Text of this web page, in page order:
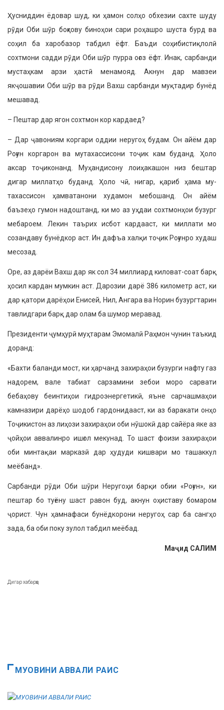
Ҳусниддин ёдовар шуд, ки ҳамон солҳо обхезии сахте шуду
рӯди Оби шӯр боғҳову биноҳои сари роҳашро шуста бурд ва
соҳил ба харобазор табдил ёфт. Баъди соҳибистиқлолӣ
сохтмони садди рӯди Оби шӯр пурра оғоз ёфт. Инак, сар­банди
мустаҳкам арзи ҳастӣ менамояд. Акнун дар мавзеи
якҷошавии Оби шӯр ва рӯди Вахш сарбанди муқтадир бунёд
мешавад.
– Пештар дар ягон сохтмон кор кар­даед?
– Дар ҷавониям коргари оддии неру­гоҳ будам. Он айём дар
Роғун коргарон ва мутахассисони тоҷик кам буданд. Ҳоло
аксар тоҷиконанд. Муҳандисону лоиҳакашон низ бештар
дигар миллатҳо буданд. Ҳоло чӣ, нигар, қариб ҳама му­
тахассисон ҳамватанони худамон мебо­шанд. Он айём
баъзеҳо гумон надош­танд, ки мо аз уҳдаи сохтмонҳои бузург
мебароем. Лекин таърих исбот кардааст, ки миллати мо
созандаву бунёдкор аст. Ин дафъа халқи тоҷик Роғунро худаш
месозад.
Оре, аз дарёи Вахш дар як сол 34 миллиард киловат-соат барқ
ҳосил кардан мумкин аст. Дарозии дарё 386 километр аст, ки
дар қатори дарёҳои Енисей, Нил, Ангара ва Норин бузургта­рин
тавлидгари барқ дар олам ба шумор меравад.
Президенти ҷумҳурӣ муҳтарам Эмомалӣ Раҳмон чунин таъкид
доранд:
«Бахти баланди мост, ки ҳарчанд за­хираҳои бузурги нафту газ
надорем, вале табиат сарзамини зебои моро сарвати
бебаҳову беинтиҳои гидроэнергетикӣ, яъне сарчашмаҳои
камназири дарёҳо шодоб гардонидааст, ки аз баракати онҳо
Тоҷикистон аз лиҳози захираҳои оби нӯшокӣ дар сайёра яке аз
ҷойҳои аввалинро ишғол мекунад. То шаст фо­изи захираҳои
оби минтақаи марказӣ дар ҳудуди кишвари мо ташаккул
меёбанд».
Сарбанди рӯди Оби шӯри Неругоҳи барқи обии «Роғун», ки
пештар бо туғёну шаст равон буд, акнун оҳиставу бомаром
ҷорист. Чун ҳамнафаси бунёдкорони неругоҳ сар ба сангҳо
зада, ба оби поку зулол табдил меёбад.
Маҷид САЛИМ
Дигар хабарҳо
МУОВИНИ АВВАЛИ РАИС